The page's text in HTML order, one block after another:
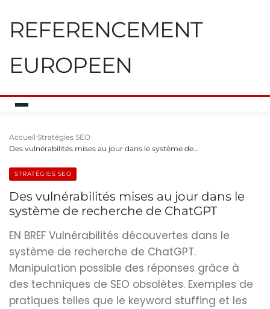
REFERENCEMENT
EUROPEEN
Accueil Stratégies SEO
Des vulnérabilités mises au jour dans le système de…
STRATÉGIES SEO
Des vulnérabilités mises au jour dans le
système de recherche de ChatGPT
EN BREF Vulnérabilités découvertes dans le
système de recherche de ChatGPT.
Manipulation possible des réponses grâce à
des techniques de SEO obsolètes. Exemples de
pratiques telles que le keyword stuffing et les